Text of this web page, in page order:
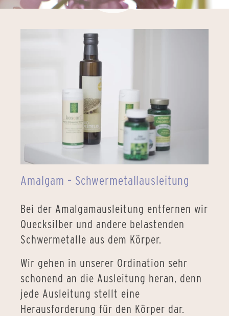
Amalgam – Schwermetallausleitung
Bei der Amalgamausleitung entfernen wir
Quecksilber und andere belastenden
Schwermetalle aus dem Körper.
Wir gehen in unserer Ordination sehr
schonend an die Ausleitung heran, denn
jede Ausleitung stellt eine
Herausforderung für den Körper dar.